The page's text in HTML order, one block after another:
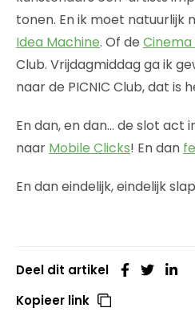
tonen. En ik moet natuurlijk
Idea Machine. Of de
Club. Vrijdagmiddag ga ik
naar de PICNIC Club, dat is
En dan, en dan… de slot act
naar Mobile Clicks! En dan
En dan eindelijk, eindelijk
Deel dit artikel
Kopieer link